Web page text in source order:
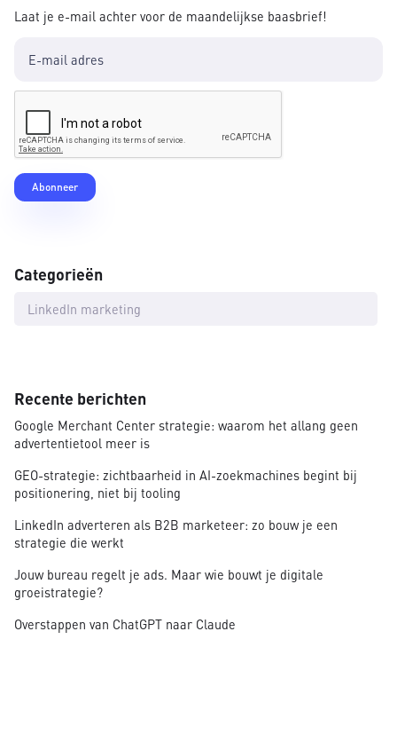
Laat je e-mail achter voor de maandelijkse baasbrief!
Categorieën
LinkedIn marketing
Recente berichten
Google Merchant Center strategie: waarom het allang geen
advertentietool meer is
GEO-strategie: zichtbaarheid in AI-zoekmachines begint bij
positionering, niet bij tooling
LinkedIn adverteren als B2B marketeer: zo bouw je een
strategie die werkt
Jouw bureau regelt je ads. Maar wie bouwt je digitale
groeistrategie?
Overstappen van ChatGPT naar Claude